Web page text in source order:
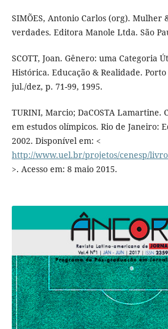
SIMÕES, Antonio Carlos (org). Mulher
verdades. Editora Manole Ltda. São
SCOTT, Joan. Gênero: uma Categoria
Histórica. Educação & Realidade.
jul./dez, p. 71-99, 1995.
TURINI, Marcio; DaCOSTA Lamartine.
em estudos olímpicos. Rio de Janeiro:
2002. Disponível em: <
http://www.uel.br/projetos/cenesp/
>. Acesso em: 8 maio 2015.